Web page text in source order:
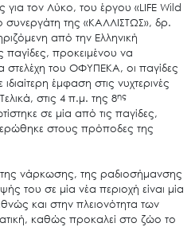
τον Λύκο, του έργου «LIFE Wild
της «ΚΑΛΛΙΣΤΩΣ», δρ.
από την Ελληνική
παγίδες, προκειμένου να
στελέχη του ΟΦΥΠΕΚΑ, οι παγίδες
έμφαση στις νυχτερινές
στις 4 π.μ. της 8ης
σε μία από τις παγίδες,
στους πρόποδες της
της νάρκωσης, της ραδιοσήμανσης
του σε μία νέα περιοχή είναι μία
και στην πλειονότητα των
καθώς προκαλεί στο ζώο το